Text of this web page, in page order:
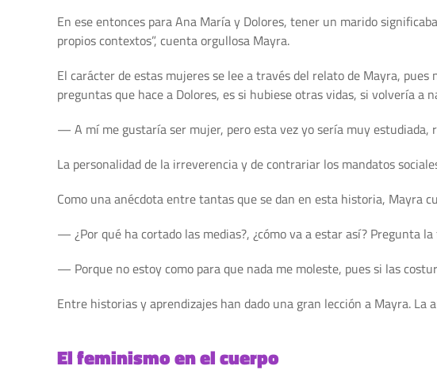
En ese entonces para Ana María y Dolores, tener un marido
propios contextos”, cuenta orgullosa Mayra.
El carácter de estas mujeres se lee a través del relato de Mayra,
preguntas que hace a Dolores, es si hubiese otras vidas, si volvería a
— A mí me gustaría ser mujer, pero esta vez yo sería muy estudiada,
La personalidad de la irreverencia y de contrariar los mandatos
Como una anécdota entre tantas que se dan en esta historia, Mayra
— ¿Por qué ha cortado las medias?, ¿cómo va a estar así? Pregunta
— Porque no estoy como para que nada me moleste, pues si las
Entre historias y aprendizajes han dado una gran lección a Mayra.
El feminismo en el cuerpo